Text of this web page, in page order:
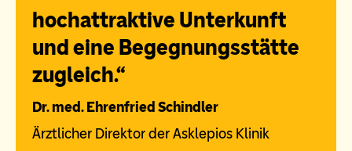
hochattraktive Unterkunft
und eine Begegnungsstätte
zugleich.“
Dr. med. Ehrenfried Schindler
Ärztlicher Direktor der Asklepios Klinik